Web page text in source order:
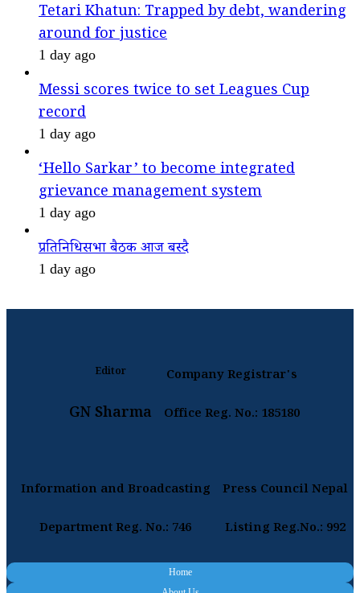
Tetari Khatun: Trapped by debt, wandering
around for justice
1 day ago
Messi scores twice to set Leagues Cup
record
1 day ago
‘Hello Sarkar’ to become integrated
grievance management system
1 day ago
प्रतिनिधिसभा बैठक आज बस्दै
1 day ago
Editor
GN Sharma
Company Registrar's
Office Reg. No.: 185180
Information and Broadcasting
Department Reg. No.: 746
Press Council Nepal
Listing Reg.No.: 992
Home